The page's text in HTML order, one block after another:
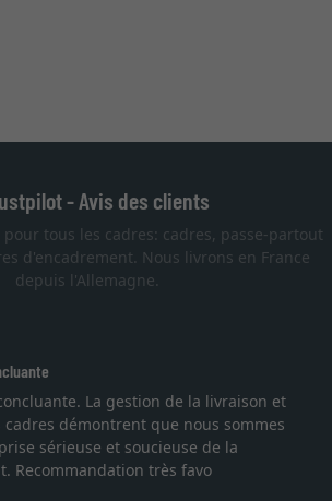
- Avis des clients
tous les cadres: cadres, passe-partout
d'encadrement. Nous livrons en France
depuis l'Allemagne.
de la livraison et
que nous sommes
soucieuse de la
très favo
Je